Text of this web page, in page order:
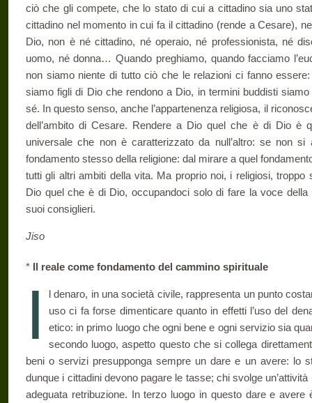
ciò che gli compete, che lo stato di cui a cittadino sia uno
cittadino nel momento in cui fa il cittadino (ren­de a Cesare),
Dio, non è né cittadino, né operaio, né professionista, né
uomo, né donna… Quando preghiamo, quando faccia­mo
non siamo niente di tutto ciò che le relazioni ci fanno
siamo figli di Dio che rendono a Dio, in termini buddisti
sé. In questo senso, anche l’ap­partenenza religiosa, il
dell’ambito di Cesare. Rendere a Dio quel che è di Dio è
universale che non è caratterizzato da null’al­tro: se non
fondamento stesso della religione: dal mirare a quel
tutti gli altri ambiti della vita. Ma proprio noi, i reli­giosi, troppo
Dio quel che è di Dio, occupandoci solo di fare la voce
suoi consiglieri.
Jiso
* Il reale come fondamento del cammino spirituale
I
l denaro, in una società civile, rappresenta un punto
uso ci fa forse dimenticare quanto in effetti l’uso del
etico: in pri­mo luogo che ogni bene e ogni servizio sia
secondo luogo, aspetto questo che si collega
beni o servizi presupponga sempre un dare e un avere: lo
dunque i cittadini devono pagare le tasse; chi svolge
adeguata retribuzione. In terzo luo­go in questo dare e avere